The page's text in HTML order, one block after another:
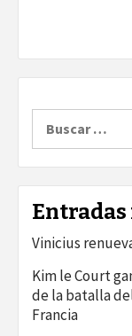
Vinicius
Kim le Court
de la batalla
Francia